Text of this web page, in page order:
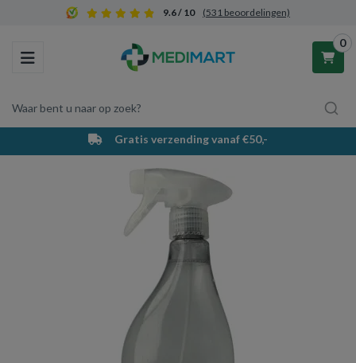
9.6 / 10 (531 beoordelingen)
Toggle navigation
Waar bent u naar op zoek?
0
Winkelwagen
Uw winkelwagen is leeg.
Vul hem met producten.
Gratis verzending vanaf €50,-